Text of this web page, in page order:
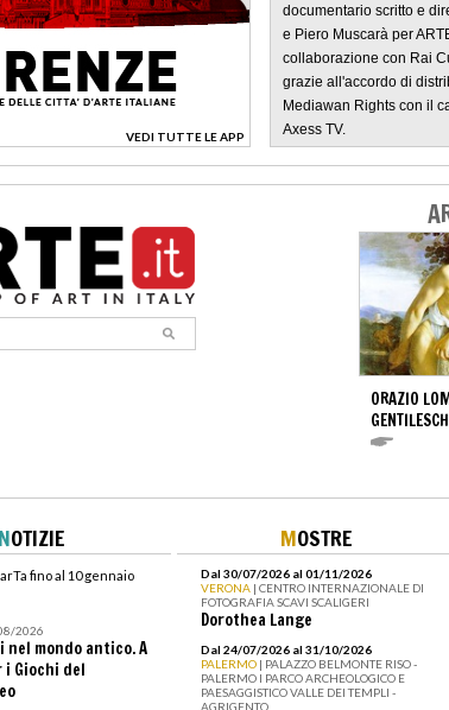
VEDI TUTTE LE APP
>
documentario scritto e
e Piero Muscarà per
collaborazione con Rai
grazie all'accordo di
Mediawan Rights con il
Axess TV.
ORAZIO
NOTIZIE
fino al 10 gennaio
2026
nel mondo antico. A
i Giochi del
MOSTRE
Dal 30/07/2026 al 01/11/2026
VERONA | CENTRO INTERNAZIONALE DI
FOTOGRAFIA SCAVI SCALIGERI
Dorothea Lange
Dal 24/07/2026 al 31/10/2026
PALERMO | PALAZZO BELMONTE RISO -
PALERMO I PARCO ARCHEOLOGICO E
PAESAGGISTICO VALLE DEI TEMPLI -
AGRIGENTO